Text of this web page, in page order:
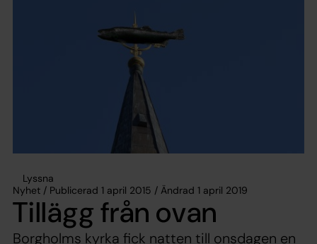
Lyssna
Nyhet / Publicerad 1 april 2015 / Ändrad 1 april 2019
Tillägg från ovan
Borgholms kyrka fick natten till onsdagen en